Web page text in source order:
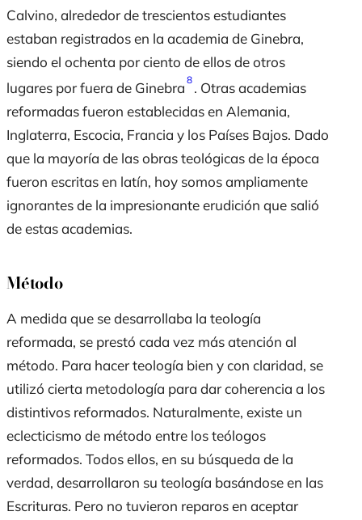
Calvino, alrededor de trescientos estudiantes
estaban registrados en la academia de Ginebra,
siendo el ochenta por ciento de ellos de otros
lugares por fuera de Ginebra 8 . Otras academias
reformadas fueron establecidas en Alemania,
Inglaterra, Escocia, Francia y los Países Bajos. Dado
que la mayoría de las obras teológicas de la época
fueron escritas en latín, hoy somos ampliamente
ignorantes de la impresionante erudición que salió
de estas academias.
Método
A medida que se desarrollaba la teología
reformada, se prestó cada vez más atención al
método. Para hacer teología bien y con claridad, se
utilizó cierta metodología para dar coherencia a los
distintivos reformados. Naturalmente, existe un
eclecticismo de método entre los teólogos
reformados. Todos ellos, en su búsqueda de la
verdad, desarrollaron su teología basándose en las
Escrituras. Pero no tuvieron reparos en aceptar